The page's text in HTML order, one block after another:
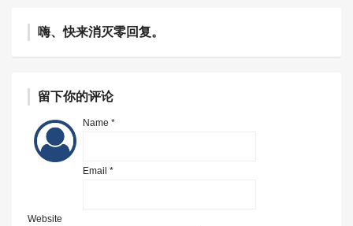
嗨、快来消灭零回复。
留下你的评论
Name *
Email *
Website